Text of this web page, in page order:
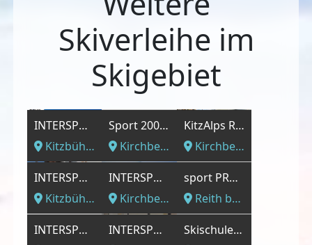
Skiverleihe im
Skigebiet
INTERSPORT - Hauptgeschäft, Jochberger Str. 7
Kitzbühel, Tirol
Sport 2000 Etz
Kirchberg, Tirol
KitzAlps Rental & Store
Kirchberg, Tirol
INTERSPORT - Talstation Hahnenkammbahn
Kitzbühel, Tirol
INTERSPORT - Talstation Fleckalmbahn
Kirchberg, Tirol
sport PRO Walter Oberacher
Reith bei Kitzbühel, Tirol
INTERSPORT - Intersport Breitfuss Talstation Panoramabahn
INTERSPORT - im Hotel Arosa
Skischule/ Skiverleih Reith bei Kitzbühel